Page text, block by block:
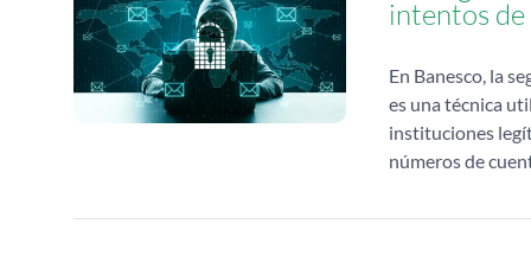
intentos
En Banesco, la
es una técnica
instituciones
números de